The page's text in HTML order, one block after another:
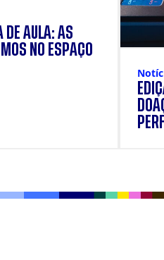
DE AULA: AS
NO ESPAÇO